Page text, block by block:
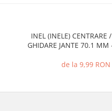
INEL (INELE) CENTRARE
GHIDARE JANTE 70.1
de la 9,99 RON